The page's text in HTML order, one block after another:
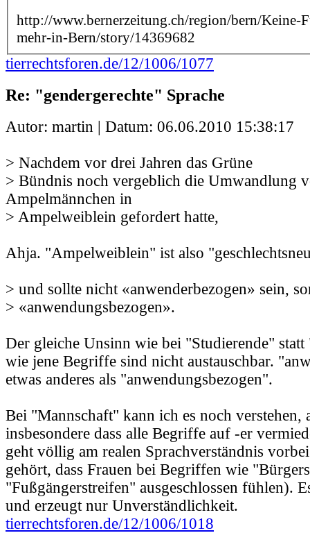
http://www.bernerzeitung.ch/region/bern/Keine-
mehr-in-Bern/story/14369682
tierrechtsforen.de/12/1006/1077
Re: "gendergerechte" Sprache
Autor: martin | Datum: 06.06.2010 15:38:17
> Nachdem vor drei Jahren das Grüne
> Bündnis noch vergeblich die Umwandlung
Ampelmännchen in
> Ampelweiblein gefordert hatte,
Ahja. "Ampelweiblein" ist also
> und sollte nicht «anwenderbezogen» sein,
> «anwendungsbezogen».
Der gleiche Unsinn wie bei "Studierende" statt
wie jene Begriffe sind nicht austauschbar.
etwas anderes als "anwendungsbezogen".
Bei "Mannschaft" kann ich es noch verstehen,
insbesondere dass alle Begriffe auf -er
geht völlig am realen Sprachverständnis
gehört, dass Frauen bei Begriffen wie
"Fußgängerstreifen" ausgeschlossen fühlen).
und erzeugt nur Unverständlichkeit.
tierrechtsforen.de/12/1006/1018